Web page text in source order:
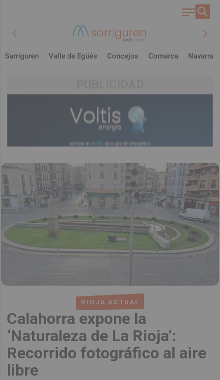
chevron_left chevron_right
Sarriguren Valle de Egüés Concejos Comarca Navarra
RIOJA ACTUAL
Calahorra expone la
‘Naturaleza de La Rioja’:
Recorrido fotográfico al aire
libre